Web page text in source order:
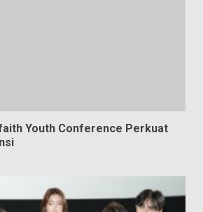
Youth Conference Perkuat